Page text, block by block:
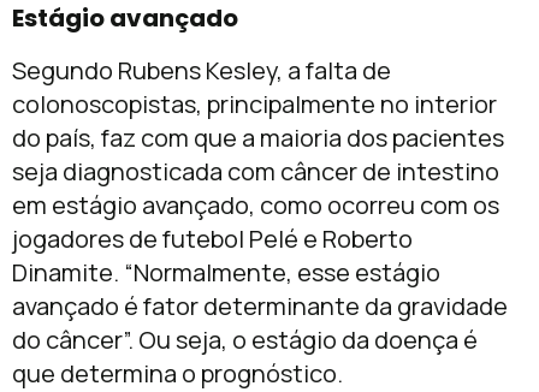
Estágio avançado
Segundo Rubens Kesley, a falta de
colonoscopistas, principalmente no interior
do país, faz com que a maioria dos pacientes
seja diagnosticada com câncer de intestino
em estágio avançado, como ocorreu com os
jogadores de futebol Pelé e Roberto
Dinamite. “Normalmente, esse estágio
avançado é fator determinante da gravidade
do câncer”. Ou seja, o estágio da doença é
que determina o prognóstico.